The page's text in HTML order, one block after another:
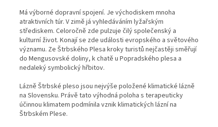
Má výborné dopravní spojení. Je východiskem mnoha
atraktivních túr. V zimě já vyhledáváním lyžařským
střediskem. Celoročně zde pulzuje čilý společenský a
kulturní život. Konají se zde události evropského a světového
významu. Ze Štrbského Plesa kroky turistů nejčastěji směřují
do Mengusovské doliny, k chatě u Popradského plesa a
nedaleký symbolický hřbitov.
Lázně Štrbské pleso jsou nejvýše položené klimatické lázně
na Slovensku. Právě tato výhodná poloha s terapeuticky
účinnou klimatem podmínila vznik klimatických lázní na
Štrbském Plese.